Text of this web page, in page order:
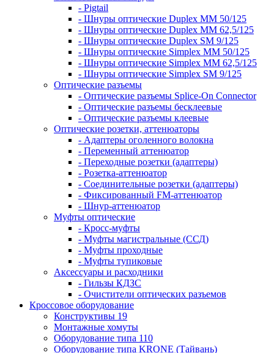
- Pigtail
- Шнуры оптические Duplex MM 50/125
- Шнуры оптические Duplex MM 62,5/125
- Шнуры оптические Duplex SM 9/125
- Шнуры оптические Simplex MM 50/125
- Шнуры оптические Simplex MM 62,5/125
- Шнуры оптические Simplex SM 9/125
Оптические разъемы
- Оптические разъемы Splice-On Connector
- Оптические разъемы бесклеевые
- Оптические разъемы клеевые
Оптические розетки, аттенюаторы
- Адаптеры оголенного волокна
- Переменный аттенюатор
- Переходные розетки (адаптеры)
- Розетка-аттенюатор
- Соединительные розетки (адаптеры)
- Фиксированный FM-аттенюатор
- Шнур-аттенюатор
Муфты оптические
- Кросс-муфты
- Муфты магистральные (ССД)
- Муфты проходные
- Муфты тупиковые
Аксессуары и расходники
- Гильзы КДЗС
- Очистители оптических разъемов
Кроссовое оборудование
Конструктивы 19
Монтажные хомуты
Оборудование типа 110
Оборудование типа KRONE (Тайвань)